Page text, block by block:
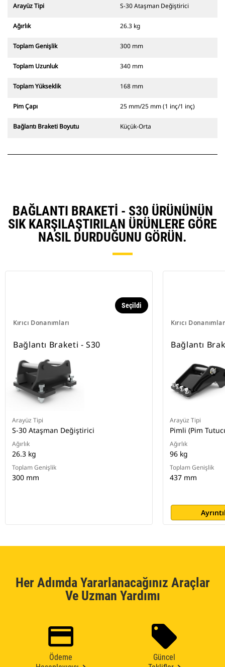
Arayüz Tipi S-30 Ataşman Değiştirici
Ağırlık 26.3 kg
Toplam Genişlik 300 mm
Toplam Uzunluk 340 mm
Toplam Yükseklik 168 mm
Pim Çapı 25 mm/25 mm (1 inç/1 inç)
Bağlantı Braketi Boyutu Küçük-Orta
BAĞLANTI BRAKETI - S30 ÜRÜNÜNÜN
SIK KARŞILAŞTIRILAN ÜRÜNLERE GÖRE
NASIL DURDUĞUNU GÖRÜN.
Kırıcı Donanımları
Seçildi
Bağlantı Braketi - S30
Arayüz Tipi
S-30 Ataşman Değiştirici
Ağırlık
26.3 kg
Toplam Genişlik
300 mm
Kırıcı
Bağlantı
Arayüz Tipi
Pimli (Pim
Ağırlık
96 kg
Toplam Genişlik
437 mm
Her Adımda Yararlanacağınız Araçlar
Ve Uzman Yardımı
Ödeme
Güncel